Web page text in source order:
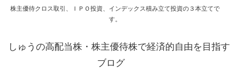
株主優待クロス取引、ＩＰＯ投資、インデックス積み立て投資の３本立てで
す。
しゅうの高配当株・株主優待株で経済的自由を目指す
ブログ